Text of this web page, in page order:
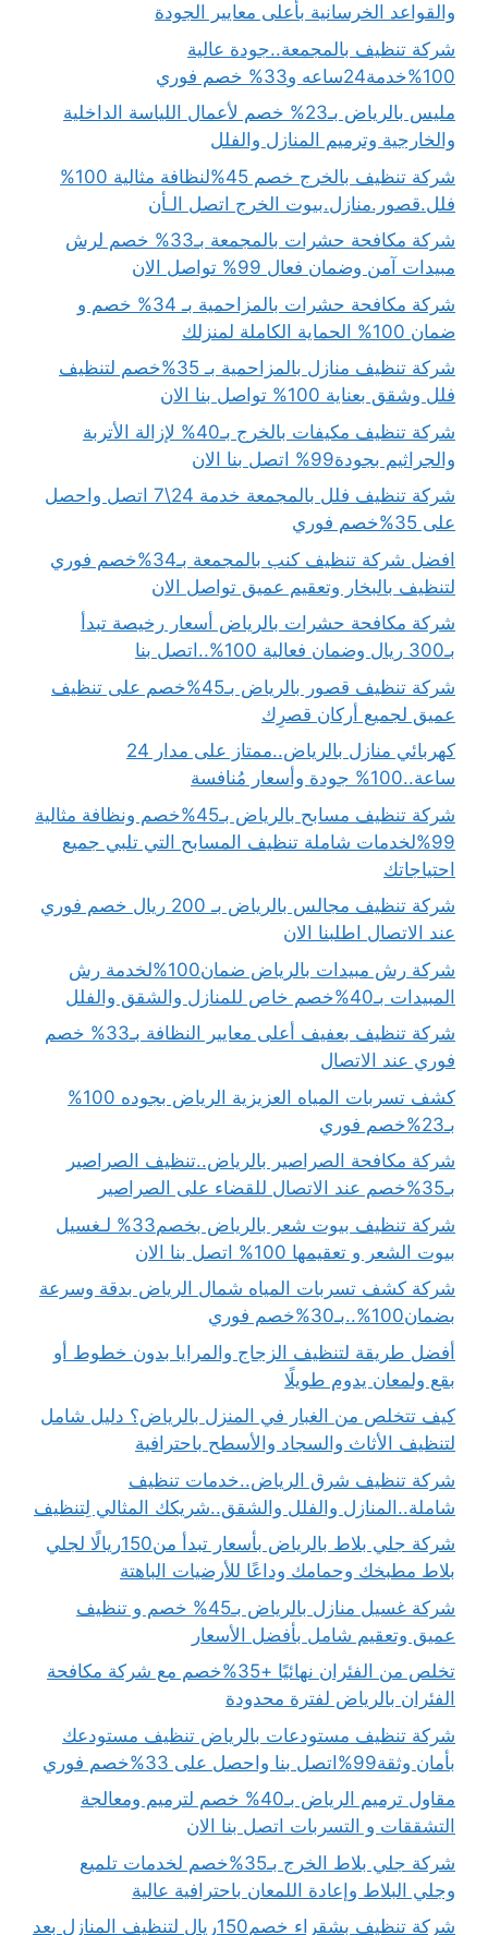
والقواعد الخرسانية بأعلى معايير الجودة
شركة تنظيف بالمجمعة..جودة عالية
100%خدمة24ساعه و33% خصم فوري
مليس بالرياض بـ23% خصم لأعمال اللياسة الداخلية
والخارجية وترميم المنازل والفلل
شركة تنظيف بالخرج خصم 45%لنظافة مثالية 100%
فلل.قصور.منازل.بيوت الخرج اتصل الـأن
شركة مكافحة حشرات بالمجمعة بـ33% خصم لرش
مبيدات آمن وضمان فعال 99% تواصل الان
شركة مكافحة حشرات بالمزاحمية بـ 34% خصم و
ضمان 100% الحماية الكاملة لمنزلك
شركة تنظيف منازل بالمزاحمية بـ 35%خصم لتنظيف
فلل وشقق بعناية 100% تواصل بنا الان
شركة تنظيف مكيفات بالخرج بـ40% لإزالة الأتربة
والجراثيم بجودة99% اتصل بنا الان
شركة تنظيف فلل بالمجمعة خدمة 24\7 اتصل واحصل
على 35%خصم فوري
افضل شركة تنظيف كنب بالمجمعة بـ34%خصم فوري
لتنظيف بالبخار وتعقيم عميق تواصل الان
شركة مكافحة حشرات بالرياض أسعار رخيصة تبدأ
بـ300 ريال وضمان فعالية 100%..اتصل بنا
شركة تنظيف قصور بالرياض بـ45%خصم على تنظيف
عميق لجميع أركان قصرِك
كهربائي منازل بالرياض..ممتاز على مدار 24
ساعة..100% جودة وأسعار مُنافسة
شركة تنظيف مسابح بالرياض بـ45%خصم ونظافة مثالية
99%لخدمات شاملة تنظيف المسابح التي تلبي جميع
احتياجاتك
شركة تنظيف مجالس بالرياض بـ 200 ريال خصم فوري
عند الاتصال اطلبنا الان
شركة رش مبيدات بالرياض ضمان100%لخدمة رش
المبيدات بـ40%خصم خاص للمنازل والشقق والفلل
شركة تنظيف بعفيف أعلى معايير النظافة بـ33% خصم
فوري عند الاتصال
كشف تسربات المياه العزيزية الرياض بجوده 100%
بـ23%خصم فوري
شركة مكافحة الصراصير بالرياض..تنظيف الصراصير
بـ35%خصم عند الاتصال للقضاء على الصراصير
شركة تنظيف بيوت شعر بالرياض بخصم33% لـغسيل
بيوت الشعر و تعقيمها 100% اتصل بنا الان
شركة كشف تسربات المياه شمال الرياض بدقة وسرعة
بضمان100%..بـ30%خصم فوري
أفضل طريقة لتنظيف الزجاج والمرايا بدون خطوط أو
بقع ولمعان يدوم طويلًا
كيف تتخلص من الغبار في المنزل بالرياض؟ دليل شامل
لتنظيف الأثاث والسجاد والأسطح باحترافية
شركة تنظيف شرق الرياض..خدمات تنظيف
شاملة..المنازل والفلل والشقق..شريكك المثالي لِتنظيف
شركة جلي بلاط بالرياض بأسعار تبدأ من150ريالًا لجلي
بلاط مطبخك وحمامك وداعًا للأرضيات الباهتة
شركة غسيل منازل بالرياض بـ45% خصم و تنظيف
عميق وتعقيم شامل بأفضل الأسعار
تخلص من الفئران نهائيًا +35%خصم مع شركة مكافحة
الفئران بالرياض لفترة محدودة
شركة تنظيف مستودعات بالرياض تنظيف مستودعك
بأمان وثقة99%اتصل بنا واحصل على 33%خصم فوري
مقاول ترميم الرياض بـ40% خصم لترميم ومعالجة
التشققات و التسربات اتصل بنا الان
شركة جلي بلاط الخرج بـ35%خصم لخدمات تلميع
وجلي البلاط وإعادة اللمعان باحترافية عالية
شركة تنظيف بشقراء خصم150ريال لتنظيف المنازل بعد